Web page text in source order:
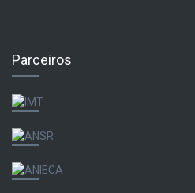
Parceiros